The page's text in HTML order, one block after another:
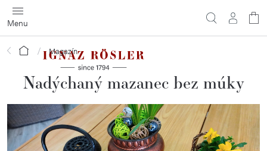
Prejsť
na
obsah
Domov Magazín
Nadýchaný mazanec bez múky